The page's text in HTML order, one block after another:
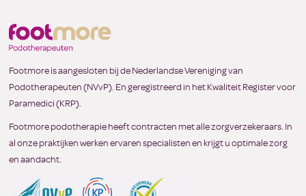
Footmore is aangesloten bij de Nederlandse Vereniging van
Podotherapeuten (NVvP). En geregistreerd in het Kwaliteit Register voor
Paramedici (KRP).
Footmore podotherapie heeft contracten met alle zorgverzekeraars. In
al onze praktijken werken ervaren specialisten en krijgt u optimale zorg
en aandacht.